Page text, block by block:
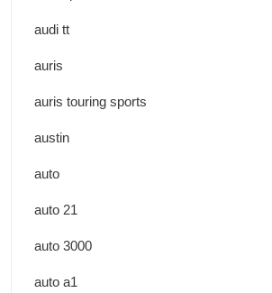
audi tt
auris
auris touring sports
austin
auto
auto 21
auto 3000
auto a1